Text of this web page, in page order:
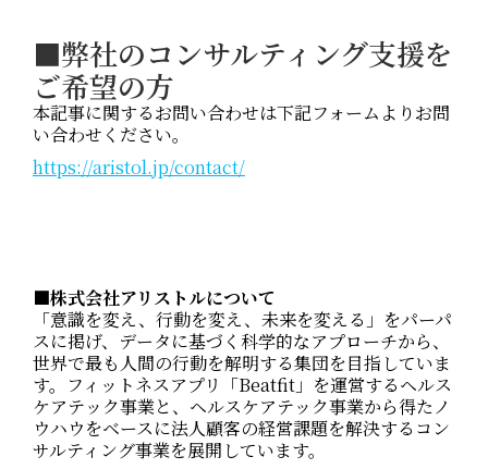
■弊社のコンサルティング支援を
ご希望の方
本記事に関するお問い合わせは下記フォームよりお問
い合わせください。
https://aristol.jp/contact/
■株式会社アリストルについて
「意識を変え、行動を変え、未来を変える」をパーパ
スに掲げ、データに基づく科学的なアプローチから、
世界で最も人間の行動を解明する集団を目指していま
す。フィットネスアプリ「Beatfit」を運営するヘルス
ケアテック事業と、ヘルスケアテック事業から得たノ
ウハウをベースに法人顧客の経営課題を解決するコン
サルティング事業を展開しています。